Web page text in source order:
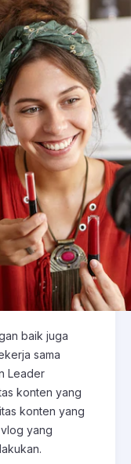
baik juga
sama
Leader
konten yang
konten yang
yang